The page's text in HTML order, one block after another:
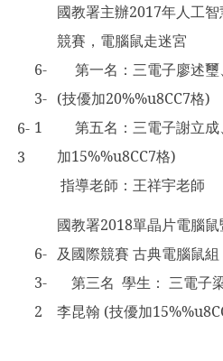
6-
3
6-
3-
1
國教署主辦2017年人工
競賽，電腦鼠走迷宮
第一名：三電子廖述璽
(技優加20%%u8CC7格)
第五名：三電子謝立成
加15%%u8CC7格)
指導老師：王祥宇老師
6-
3-
2
國教署2018單晶片電腦
及國際競賽 古典電腦鼠組
第三名 學生： 三電子
李昆翰 (技優加
指導老師